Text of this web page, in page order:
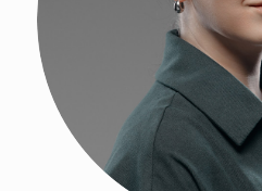
Email
Позвоните мне
Отправить предложение на почту